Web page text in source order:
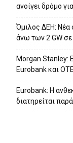
ανοίγει δρόμο
Όμιλος ΔΕΗ: Νέα
άνω των 2 GW
Morgan Stanley:
Eurobank και
Eurobank: Η
διατηρείται